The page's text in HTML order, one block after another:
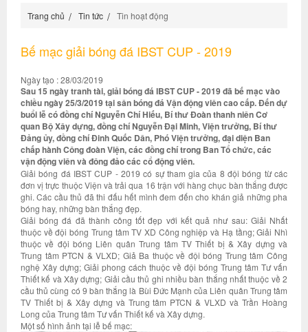
Trang chủ Tin tức Tin hoạt động
Bế mạc giải bóng đá IBST CUP - 2019
Ngày tạo : 28/03/2019
Sau 15 ngày tranh tài, giải bóng đá IBST CUP - 2019 đã bế mạc vào
chiều ngày 25/3/2019 tại sân bóng đá Vận động viên cao cấp. Đến dự
buổi lễ có đồng chí Nguyễn Chí Hiếu, Bí thư Đoàn thanh niên Cơ
quan Bộ Xây dựng, đồng chí Nguyễn Đại Minh, Viện trưởng, Bí thư
Đảng ủy, đồng chí Đinh Quốc Dân, Phó Viện trưởng, đại diện Ban
chấp hành Công đoàn Viện, các đồng chí trong Ban Tổ chức, các
vận động viên và đông đảo các cổ động viên.
Giải bóng đá IBST CUP - 2019 có sự tham gia của 8 đội bóng từ các
đơn vị trực thuộc Viện và trải qua 16 trận với hàng chục bàn thắng được
ghi. Các cầu thủ đã thi đấu hết mình đem đến cho khán giả những pha
bóng hay, những bàn thắng đẹp.
Giải bóng đá đã thành công tốt đẹp với kết quả như sau: Giải Nhất
thuộc về đội bóng Trung tâm TV XD Công nghiệp và Hạ tầng; Giải Nhì
thuộc về đội bóng Liên quân Trung tâm TV Thiết bị & Xây dựng và
Trung tâm PTCN & VLXD; Giả Ba thuộc về đội bóng Trung tâm Công
nghệ Xây dựng; Giải phong cách thuộc về đội bóng Trung tâm Tư vấn
Thiết kế và Xây dựng; Giải cầu thủ ghi nhiều bàn thắng nhất thuộc về 2
cầu thủ cùng có 9 bàn thắng là Bùi Đức Mạnh của Liên quân Trung tâm
TV Thiết bị & Xây dựng và Trung tâm PTCN & VLXD và Trần Hoàng
Long của Trung tâm Tư vấn Thiết kế và Xây dựng.
Một số hình ảnh tại lễ bế mạc: